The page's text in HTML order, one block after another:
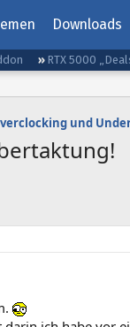
Downloads
RTX 5000